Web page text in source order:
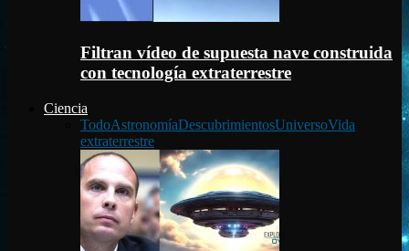
Filtran vídeo de supuesta nave construida
con tecnología extraterrestre
Ciencia
TodoAstronomíaDescubrimientosUniversoVida
extraterrestre